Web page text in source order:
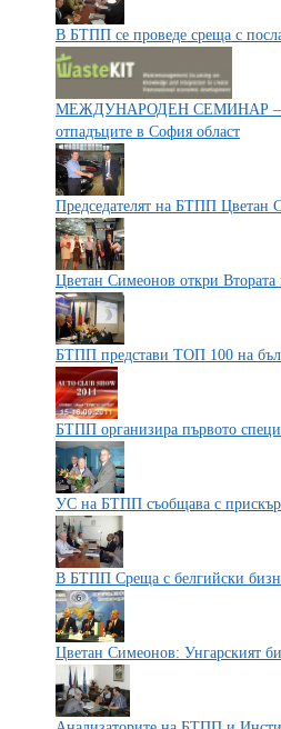
В БТПП се проведе среща с
МЕЖДУНАРОДЕН СЕМИНАР –
отпадъците в София област
Председателят на БТПП Цветан
Цветан Симеонов откри
БТПП представи ТОП 100 на
БТПП организира първото
УС на БТПП съобщава с
В БТПП Среща с белгийски
Цветан Симеонов: Унгарският